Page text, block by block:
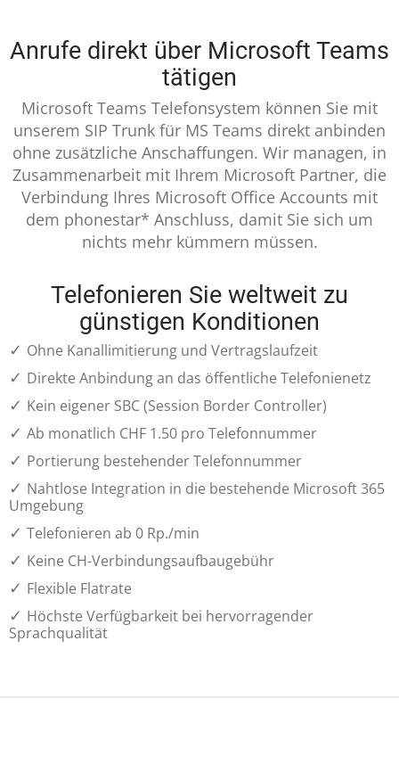
Anrufe direkt über Microsoft Teams
tätigen
Microsoft Teams Telefonsystem können Sie mit
unserem SIP Trunk für MS Teams direkt anbinden
ohne zusätzliche Anschaffungen. Wir managen, in
Zusammenarbeit mit Ihrem Microsoft Partner, die
Verbindung Ihres Microsoft Office Accounts mit
dem phonestar* Anschluss, damit Sie sich um
nichts mehr kümmern müssen.
Telefonieren Sie weltweit zu
günstigen Konditionen
✓ Ohne Kanallimitierung und Vertragslaufzeit
✓ Direkte Anbindung an das öffentliche Telefonienetz
✓ Kein eigener SBC (Session Border Controller)
✓ Ab monatlich CHF 1.50 pro Telefonnummer
✓ Portierung bestehender Telefonnummer
✓ Nahtlose Integration in die bestehende Microsoft 365
Umgebung
✓ Telefonieren ab 0 Rp./min
✓ Keine CH-Verbindungsaufbaugebühr
✓ Flexible Flatrate
✓ Höchste Verfügbarkeit bei hervorragender
Sprachqualität